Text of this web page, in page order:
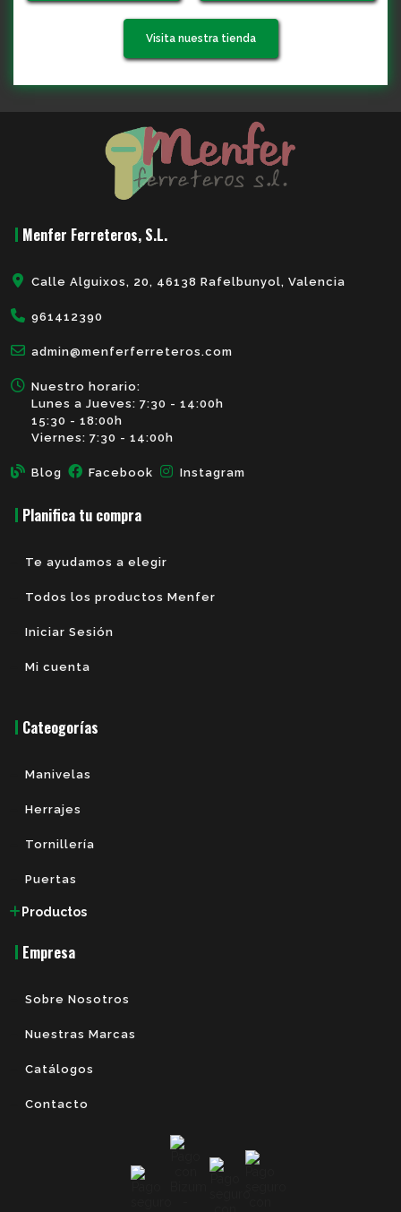
Visita nuestra tienda
Menfer Ferreteros, S.L.
Calle Alguixos, 20, 46138 Rafelbunyol, Valencia
961412390
admin@menferferreteros.com
Nuestro horario:
Lunes a Jueves: 7:30 - 14:00h
15:30 - 18:00h
Viernes: 7:30 - 14:00h
Blog Facebook Instagram
Planifica tu compra
Te ayudamos a elegir
Todos los productos Menfer
Iniciar Sesión
Mi cuenta
Cateogorías
Manivelas
Herrajes
Tornillería
Puertas
Productos
Empresa
Sobre Nosotros
Nuestras Marcas
Catálogos
Contacto